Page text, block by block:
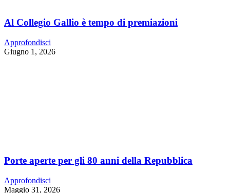
Al Collegio Gallio è tempo di premiazioni
Approfondisci
Giugno 1, 2026
Porte aperte per gli 80 anni della Repubblica
Approfondisci
Maggio 31, 2026